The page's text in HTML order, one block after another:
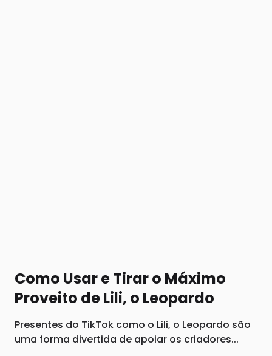
Como Usar e Tirar o Máximo
Proveito de Lili, o Leopardo
Presentes do TikTok como o Lili, o Leopardo são
uma forma divertida de apoiar os criadores...